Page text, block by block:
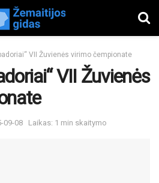
VII Žuvienės virimo čempionate
VII Žuvienės
09-08 Laikas: 1 min skaitymo